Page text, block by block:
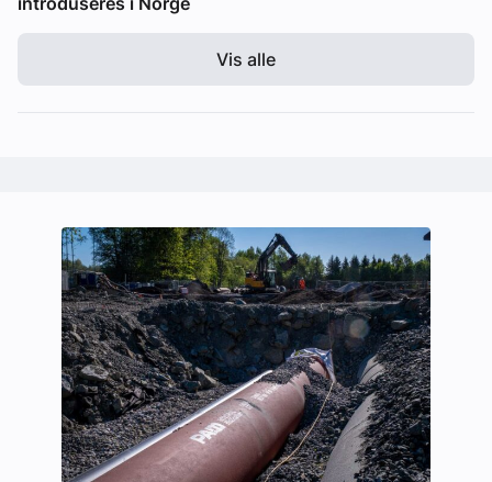
Vis alle